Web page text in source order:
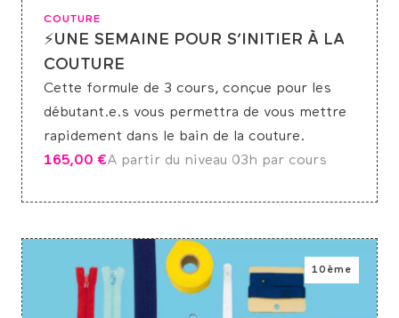
COUTURE
⚡UNE SEMAINE POUR S’INITIER À LA
COUTURE
Cette formule de 3 cours, conçue pour les
débutant.e.s vous permettra de vous mettre
rapidement dans le bain de la couture.
165,00 €A partir du niveau 03h par cours
10ème